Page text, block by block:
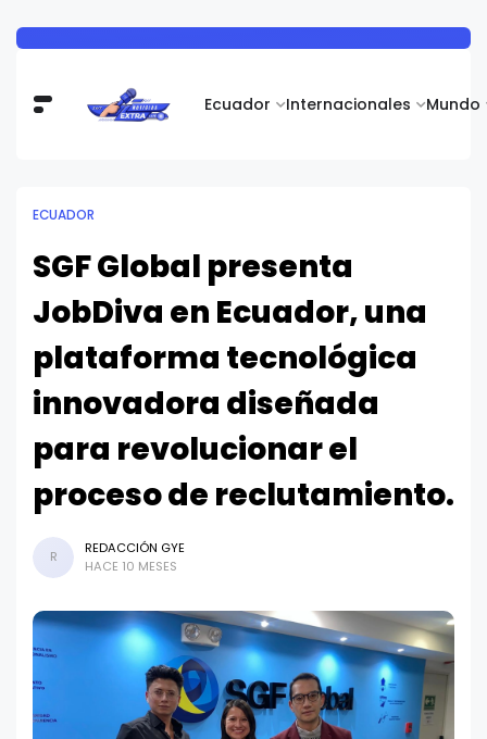
Ecuador Internacionales Mundo
ECUADOR
SGF Global presenta
JobDiva en Ecuador, una
plataforma tecnológica
innovadora diseñada
para revolucionar el
proceso de reclutamiento.
R
REDACCIÓN GYE
HACE 10 MESES